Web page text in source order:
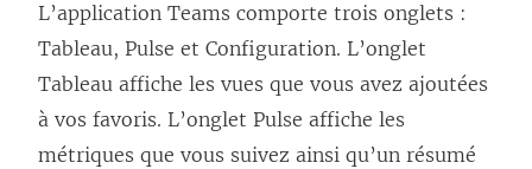
L’application Teams comporte trois onglets :
Tableau, Pulse et Configuration. L’onglet
Tableau affiche les vues que vous avez ajoutées
à vos favoris. L’onglet Pulse affiche les
métriques que vous suivez ainsi qu’un résumé